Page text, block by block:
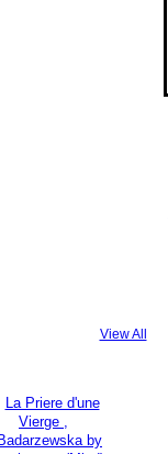
View All